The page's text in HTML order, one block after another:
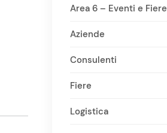
Area 6 – Eventi e Fiere
Aziende
Consulenti
Fiere
Logistica